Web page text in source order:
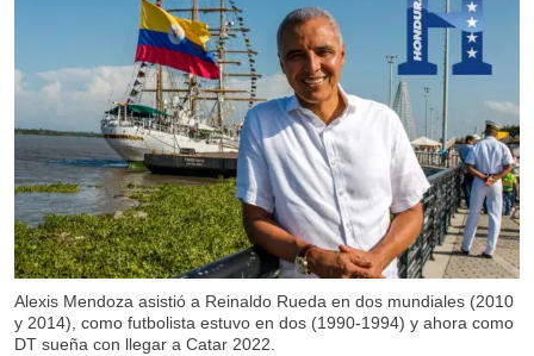
Alexis Mendoza asistió a Reinaldo Rueda en dos mundiales (2010
y 2014), como futbolista estuvo en dos (1990-1994) y ahora como
DT sueña con llegar a Catar 2022.